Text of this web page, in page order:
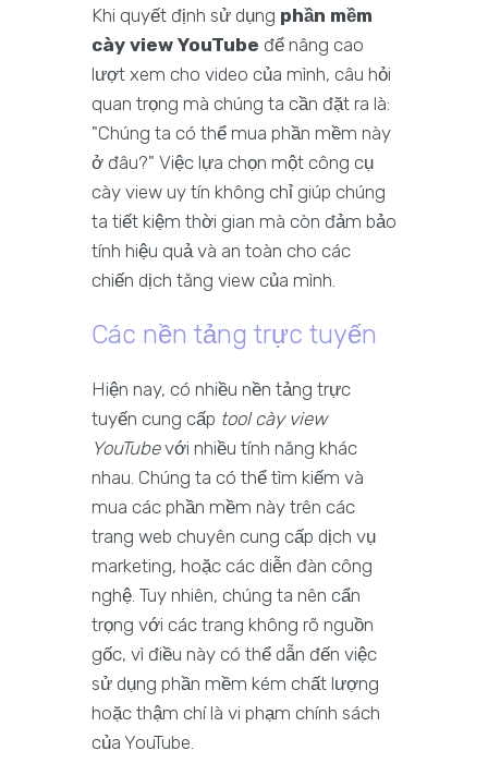
Khi quyết định sử dụng phần mềm
cày view YouTube để nâng cao
lượt xem cho video của mình, câu hỏi
quan trọng mà chúng ta cần đặt ra là:
"Chúng ta có thể mua phần mềm này
ở đâu?" Việc lựa chọn một công cụ
cày view uy tín không chỉ giúp chúng
ta tiết kiệm thời gian mà còn đảm bảo
tính hiệu quả và an toàn cho các
chiến dịch tăng view của mình.
Các nền tảng trực tuyến
Hiện nay, có nhiều nền tảng trực
tuyến cung cấp tool cày view
YouTubevới nhiều tính năng khác
nhau. Chúng ta có thể tìm kiếm và
mua các phần mềm này trên các
trang web chuyên cung cấp dịch vụ
marketing, hoặc các diễn đàn công
nghệ. Tuy nhiên, chúng ta nên cẩn
trọng với các trang không rõ nguồn
gốc, vì điều này có thể dẫn đến việc
sử dụng phần mềm kém chất lượng
hoặc thậm chí là vi phạm chính sách
của YouTube.